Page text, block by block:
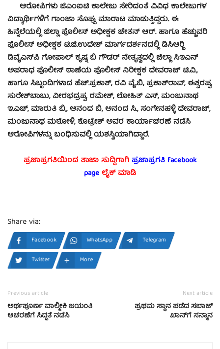
ಆರೋಪಿಗಳು ಜಿಎಂಐಟಿ ಕಾಲೇಜು ಸೇರಿದಂತೆ ವಿವಿಧ ಕಾಲೇಜುಗಳ
ವಿದ್ಯಾರ್ಥಿಗಳಿಗೆ ಗಾಂಜಾ ಸೊಪ್ಪು ಮಾರಾಟ ಮಾಡುತ್ತಿದ್ದರು. ಈ
ಹಿನ್ನೆಲೆಯಲ್ಲಿ ಜಿಲ್ಲಾ ಪೊಲೀಸ್ ಅಧೀಕ್ಷಕ ಚೇತನ್ ಆರ್. ಹಾಗೂ ಹೆಚ್ಚುವರಿ
ಪೊಲೀಸ್ ಅಧೀಕ್ಷಕ ಟಿ.ಜಿ.ಉದೇಶ್ ಮಾರ್ಗದರ್ಶನದಲ್ಲಿ ಡಿಸಿಆರ್‍ಬಿ
ಡಿವೈಎಸ್‍ಪಿ ಗೋಪಾಲ್ ಕೃಷ್ನ ಬಿ ಗೌಡರ್ ನೇತೃತ್ವದಲ್ಲಿ ಜಿಲ್ಲಾ ಸಿಇಎನ್
ಅಪರಾಧ ಪೊಲೀಸ್ ಠಾಣೆಯ ಪೊಲೀಸ್ ನಿರೀಕ್ಷಕ ದೇವರಾಜ್ ಟಿ.ವಿ.,
ಹಾಗೂ ಸಿಬ್ಬಂದಿಗಳಾದ ಹೆಚ್.ಪ್ರಕಾಶ್, ರವಿ ವೈ.ಬಿ, ಪ್ರಕಾಶ್‍ರಾವ್, ಈಶ್ವರಪ್ಪ,
ಸುರೇಶ್‍ಬಾಬು, ವೀರಭದ್ರಪ್ಪ, ರಮೇಶ್, ಲೋಹಿತ್ ಎಸ್, ಮಂಜುನಾಥ
ಇ.ಎಚ್, ಮಾರುತಿ ಬಿ,, ಆನಂದ ಬಿ, ಅನಂದ ಸಿ., ಸಂಗೇನಹಳ್ಳಿ ದೇವರಾಜ್,
ಮಂಜುನಾಥ ಮಠೋಳಿ, ಕೊಟ್ರೇಶ್ ಅವರ ಕಾರ್ಯಾಚರಣೆ ನಡೆಸಿ
ಆರೋಪಿಗಳನ್ನು ಬಂಧಿಸುವಲ್ಲಿ ಯಶಸ್ವಿಯಾಗಿದ್ದಾರೆ.
ಪ್ರಜಾಪ್ರಗತಿಯಿಂದ ತಾಜಾ ಸುದ್ದಿಗಾಗಿಪ್ರಜಾಪ್ರಗತಿ facebook
page ಲೈಕ್ ಮಾಡಿ
Share via:
Facebook WhatsApp
Telegram
Twitter
More
Previous article
ಅರ್ಥಪೂರ್ಣ ವಾಲ್ಮೀಕಿ ಜಯಂತಿ
ಆಚರಣೆಗೆ ಸಿದ್ಧತೆ ನಡೆಸಿ
Next article
ಪ್ರಥಮ ಸ್ಥಾನ ಪಡೆದ ಸಬಾಜ್
ಖಾನ್‍ಗೆ ಸನ್ಮಾನ